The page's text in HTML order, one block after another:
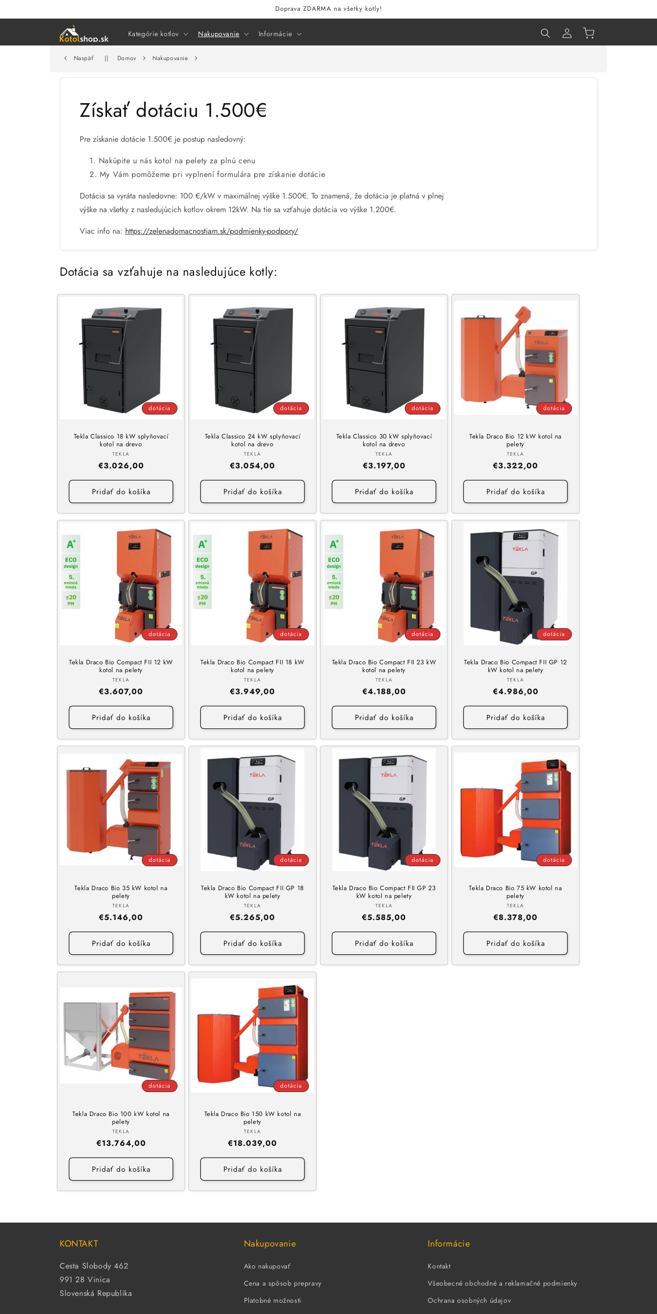
obsah
Doprava ZDARMA na všetky kotly!
Kategórie kotlov Nakupovanie Informácie
Prihlásiť
Košík
Naspäť|| Domov Nakupovanie
Získať dotáciu 1.500€
Pre získanie dotácie 1.500€ je postup nasledovný:
Nakúpite u nás kotol na pelety za plnú cenu
My Vám pomôžeme pri vyplnení formulára pre získanie dotácie
Dotácia sa vyráta nasledovne: 100 €/kW v maximálnej výške 1.500€. To znamená, že dotácia je platná v plnej
výške na všetky z nasledujúcich kotlov okrem 12kW. Na tie sa vzťahuje dotácia vo výške 1.200€.
Viac info na: https://zelenadomacnostiam.sk/podmienky-podpory/
Dotácia sa vzťahuje na nasledujúce kotly:
dotácia
Tekla Classico 18 kW splyňovací
kotol na drevo
Dodávateľ:
TEKLA
Normálna
cena
€3.026,00
Pridať do košíka
dotácia
Tekla Classico 24 kW splyňovací
kotol na drevo
Dodávateľ:
TEKLA
Normálna
cena
€3.054,00
Pridať do košíka
dotácia
Tekla Classico 30 kW splyňovací
kotol na drevo
Dodávateľ:
TEKLA
Normálna
cena
€3.197,00
Pridať do košíka
dotácia
Tekla Draco Bio 12 kW kotol na
pelety
Dodávateľ:
TEKLA
Normálna
cena
€3.322,00
Pridať do košíka
dotácia
Tekla Draco Bio Compact FII 12 kW
kotol na pelety
Dodávateľ:
TEKLA
Normálna
cena
€3.607,00
Pridať do košíka
dotácia
Tekla Draco Bio Compact FII 18 kW
kotol na pelety
Dodávateľ:
TEKLA
Normálna
cena
€3.949,00
Pridať do košíka
dotácia
Tekla Draco Bio Compact FII 23 kW
kotol na pelety
Dodávateľ:
TEKLA
Normálna
cena
€4.188,00
Pridať do košíka
dotácia
Tekla Draco Bio Compact FII GP 12
kW kotol na pelety
Dodávateľ:
TEKLA
Normálna
cena
€4.986,00
Pridať do košíka
dotácia
Tekla Draco Bio 35 kW kotol na
pelety
Dodávateľ:
TEKLA
Normálna
cena
€5.146,00
Pridať do košíka
dotácia
Tekla Draco Bio Compact FII GP 18
kW kotol na pelety
Dodávateľ:
TEKLA
Normálna
cena
€5.265,00
Pridať do košíka
dotácia
Tekla Draco Bio Compact FII GP 23
kW kotol na pelety
Dodávateľ:
TEKLA
Normálna
cena
€5.585,00
Pridať do košíka
dotácia
Tekla Draco Bio 75 kW kotol na
pelety
Dodávateľ:
TEKLA
Normálna
cena
€8.378,00
Pridať do košíka
dotácia
Tekla Draco Bio 100 kW kotol na
pelety
Dodávateľ:
TEKLA
Normálna
cena
€13.764,00
Pridať do košíka
dotácia
Tekla Draco Bio 150 kW kotol na
pelety
Dodávateľ:
TEKLA
Normálna
cena
€18.039,00
Pridať do košíka
KONTAKT
Cesta Slobody 462
991 28 Vinica
Slovenská Republika
Nakupovanie
Ako nakupovať
Cena a spôsob prepravy
Platobné možnosti
Informácie
Kontakt
Všeobecné obchodné a reklamačné podmienky
Ochrana osobných údajov